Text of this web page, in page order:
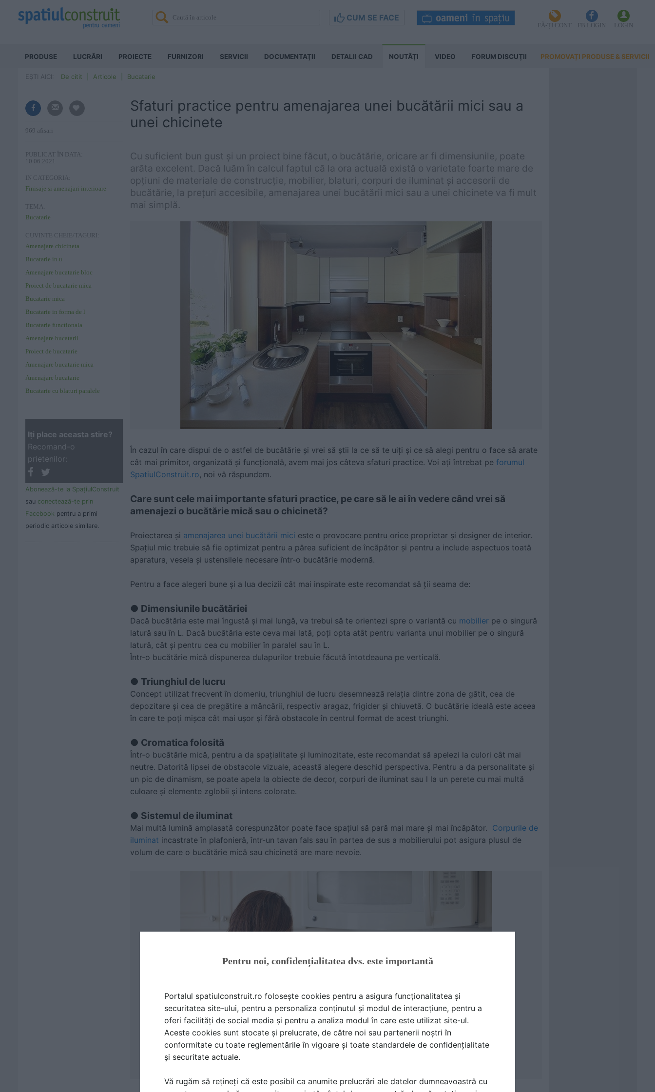
CUM SE FACE
FĂ-ȚI CONT FB LOGIN LOGIN
PRODUSE LUCRĂRI PROIECTE FURNIZORI SERVICII DOCUMENTAŢII DETALII CAD NOUTĂȚI VIDEO FORUM DISCUŢII PROMOVAȚI PRODUSE & SERVICII
EȘTI AICI: De citit Articole Bucatarie
969 afisari
PUBLICAT ÎN DATA:
10.06.2021
IN CATEGORIA:
Finisaje si amenajari interioare
TEMA:
Bucatarie
CUVINTE CHEIE/TAGURI:
Amenajare chicineta
Bucatarie in u
Amenajare bucatarie bloc
Proiect de bucatarie mica
Bucatarie mica
Bucatarie in forma de l
Bucatarie functionala
Amenajare bucatarii
Proiect de bucatarie
Amenajare bucatarie mica
Amenajare bucatarie
Bucatarie cu blaturi paralele
Iţi place aceasta stire?
Recomand-o
prietenilor:
Abonează-te la SpaţiulConstruit
sau conectează-te prin
Facebook pentru a primi
periodic articole similare.
Sfaturi practice pentru amenajarea unei bucătării mici sau a
unei chicinete
Cu suficient bun gust și un proiect bine făcut, o bucătărie, oricare ar fi dimensiunile, poate
arăta excelent. Dacă luăm în calcul faptul că la ora actuală există o varietate foarte mare de
opțiuni de materiale de construcție, mobilier, blaturi, corpuri de iluminat și accesorii de
bucătărie, la prețuri accesibile, amenajarea unei bucătării mici sau a unei chicinete va fi mult
mai simplă.
În cazul în care dispui de o astfel de bucătărie și vrei să știi la ce să te uiți și ce să alegi pentru o face să arate
cât mai primitor, organizată și funcțională, avem mai jos câteva sfaturi practice. Voi ați întrebat pe forumul
SpatiulConstruit.ro, noi vă răspundem.
Care sunt cele mai importante sfaturi practice, pe care să le ai în vedere când vrei să
amenajezi o bucătărie mică sau o chicinetă?
Proiectarea și amenajarea unei bucătării mici este o provocare pentru orice proprietar și designer de interior.
Spațiul mic trebuie să fie optimizat pentru a părea suficient de încăpător și pentru a include aspectuos toată
aparatura, vesela și ustensilele necesare într-o bucătărie modernă.
Pentru a face alegeri bune și a lua decizii cât mai inspirate este recomandat să ții seama de:
● Dimensiunile bucătăriei
Dacă bucătăria este mai îngustă și mai lungă, va trebui să te orientezi spre o variantă cu mobilier pe o singură
latură sau în L. Dacă bucătăria este ceva mai lată, poți opta atât pentru varianta unui mobilier pe o singură
latură, cât și pentru cea cu mobilier în paralel sau în L.
Într-o bucătărie mică dispunerea dulapurilor trebuie făcută întotdeauna pe verticală.
● Triunghiul de lucru
Concept utilizat frecvent în domeniu, triunghiul de lucru desemnează relația dintre zona de gătit, cea de
depozitare și cea de pregătire a mâncării, respectiv aragaz, frigider și chiuvetă. O bucătărie ideală este aceea
în care te poți mișca cât mai ușor și fără obstacole în centrul format de acest triunghi.
● Cromatica folosită
Într-o bucătărie mică, pentru a da spațialitate și luminozitate, este recomandat să apelezi la culori cât mai
neutre. Datorită lipsei de obstacole vizuale, această alegere deschid perspectiva. Pentru a da personalitate și
un pic de dinamism, se poate apela la obiecte de decor, corpuri de iluminat sau l la un perete cu mai multă
culoare și elemente zglobii și intens colorate.
● Sistemul de iluminat
Mai multă lumină amplasată corespunzător poate face spațiul să pară mai mare și mai încăpător. Corpurile de
iluminat incastrate în plafonieră, într-un tavan fals sau în partea de sus a mobilierului pot asigura plusul de
volum de care o bucătărie mică sau chicinetă are mare nevoie.
Pentru noi, confidențialitatea dvs. este importantă
Portalul spatiulconstruit.ro folosește cookies pentru a asigura funcționalitatea și
securitatea site-ului, pentru a personaliza conținutul și modul de interacțiune, pentru a
oferi facilități de social media și pentru a analiza modul în care este utilizat site-ul.
Aceste cookies sunt stocate și prelucrate, de către noi sau partenerii noștri în
conformitate cu toate reglementările în vigoare și toate standardele de confidențialitate
și securitate actuale.
Vă rugăm să rețineți că este posibil ca anumite prelucrări ale datelor dumneavoastră cu